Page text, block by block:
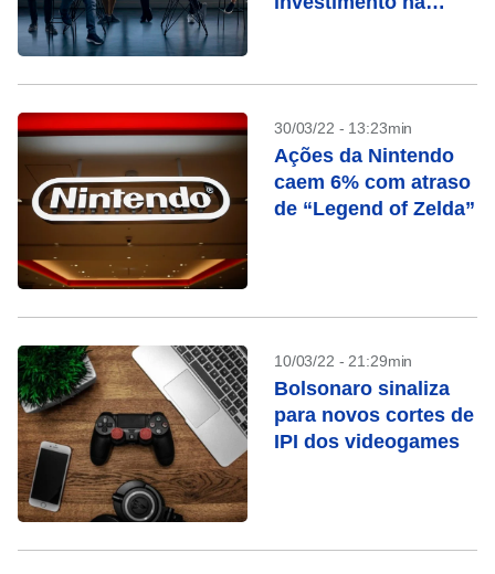
30/03/22 - 13:23min
Ações da Nintendo
caem 6% com atraso
de “Legend of Zelda”
10/03/22 - 21:29min
Bolsonaro sinaliza
para novos cortes de
IPI dos videogames